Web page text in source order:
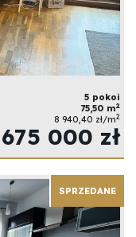
5 pokoi
75,50 m2
8 940,40 zł/m2
675 000 zł
SPRZEDANE